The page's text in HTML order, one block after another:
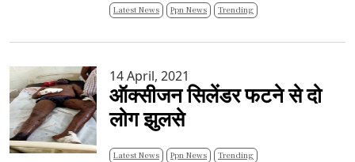
Latest News Ppn News Trending
14 April, 2021
ऑक्सीजन सिलेंडर फटने से दो
लोग झुलसे
Latest News Ppn News Trending